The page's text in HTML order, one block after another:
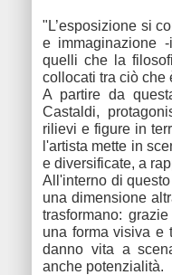
"L’esposizione si
e immaginazione
quelli che la
collocati tra ciò che
A partire da
Castaldi,
rilievi e figure in
l'artista mette in
e diversificate, a
All'interno di
una dimensione
trasformano:
una forma visiva e
danno vita a
anche potenzialità.